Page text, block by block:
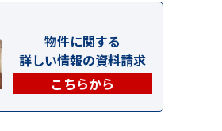
物件に関する
詳しい情報の資料請求
こちらから